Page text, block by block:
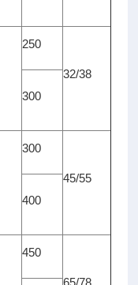
250
32/38
300
300
45/55
400
450